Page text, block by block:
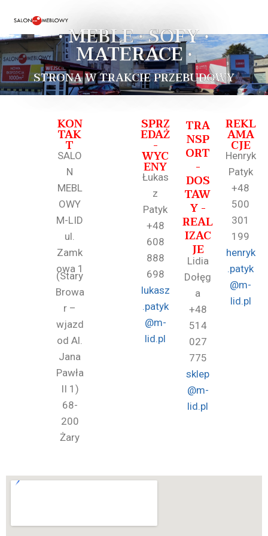
• MEBLE • SOFY •
MATERACE •
STRONA W TRAKCIE PRZEBUDOWY
KON
TAK
T
SALO
N
MEBL
OWY
M-LID
ul.
Zamk
owa 1
(Stary
Browa
r –
wjazd
od Al.
Jana
Pawła
II 1)
68-
200
Żary
SPRZ
EDAŻ
-
WYC
ENY
Łukas
z
Patyk
+48
608
888
698
lukasz
.patyk
@m-
lid.pl
TRA
NSP
ORT
-
DOS
TAW
Y -
REAL
IZAC
JE
Lidia
Dołęg
a
+48
514
027
775
sklep
@m-
lid.pl
REKL
AMA
CJE
Henryk
Patyk
+48
500
301
199
henryk
.patyk
@m-
lid.pl